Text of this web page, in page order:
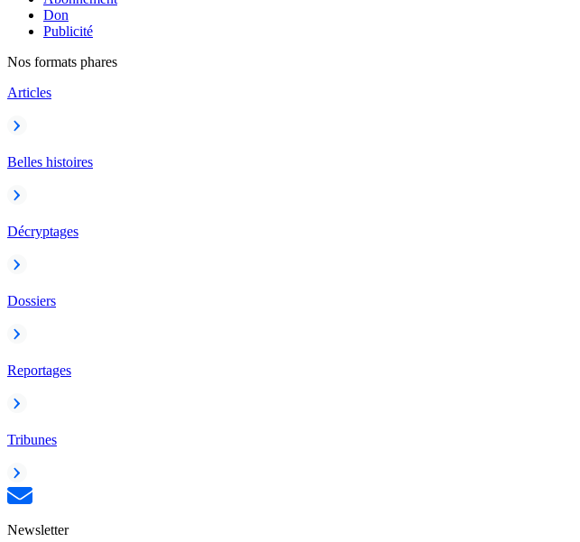
Don
Publicité
Nos formats phares
Articles
Belles histoires
Décryptages
Dossiers
Reportages
Tribunes
Newsletter